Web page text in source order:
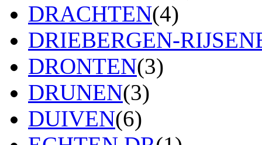
DRACHTEN(4)
DRIEBERGEN-
DRONTEN(3)
DRUNEN(3)
DUIVEN(6)